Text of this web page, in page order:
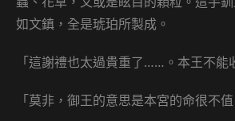
如文鎮，全是琥珀所製成。
「這謝禮也太過貴重了……。本王不能
「莫非，御王的意思是本宮的命很不值